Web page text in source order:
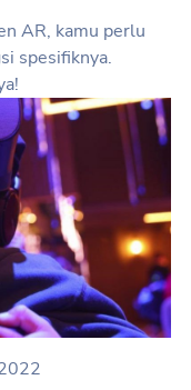
AR, kamu perlu
spesifiknya.